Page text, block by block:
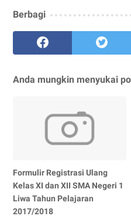
Berbagi
Anda mungkin menyukai
Formulir Registrasi Ulang
Kelas XI dan XII SMA Negeri 1
Liwa Tahun Pelajaran
2017/2018